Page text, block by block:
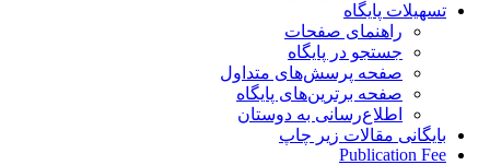
تسهیلات پایگاه
راهنمای صفحات
جستجو در پایگاه
صفحه پرسش‌های متداول
صفحه برترین‌های پایگاه
اطلاع‌رسانی به دوستان
بایگانی مقالات زیر چاپ
Publication Fee